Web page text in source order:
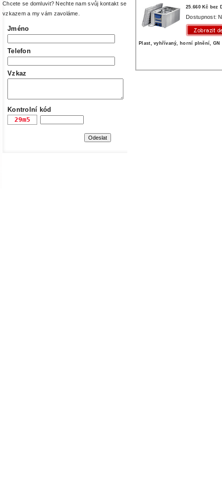
Chcete se domluvit? Nechte nam svůj kontakt se
vzkazem a my vám zavoláme.
Jméno
Telefon
Vzkaz
Kontrolní kód
25.660 Kč bez
Dostupnost:
Plast, vyhřívaný, horní plnění, GN